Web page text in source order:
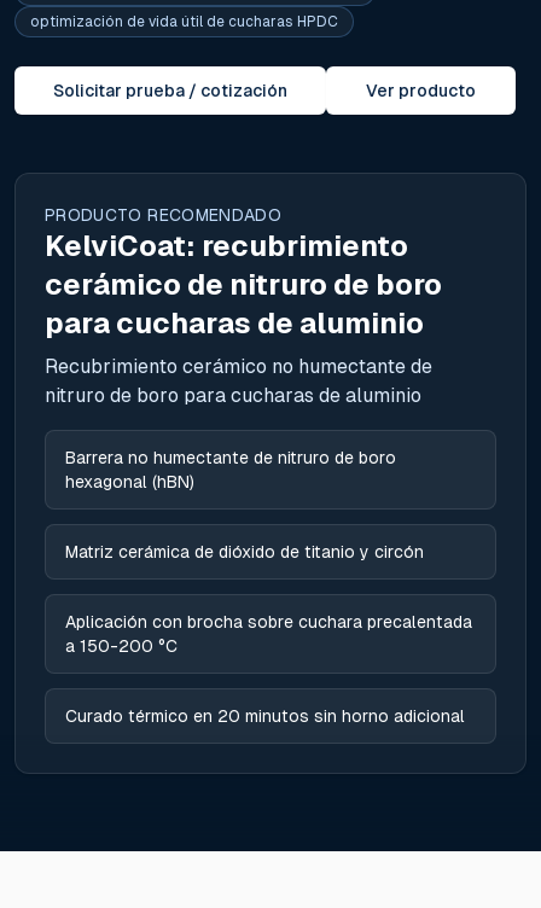
optimización de vida útil de cucharas HPDC
Solicitar prueba / cotización Ver producto
PRODUCTO RECOMENDADO
KelviCoat: recubrimiento
cerámico de nitruro de boro
para cucharas de aluminio
Recubrimiento cerámico no humectante de
nitruro de boro para cucharas de aluminio
Barrera no humectante de nitruro de boro
hexagonal (hBN)
Matriz cerámica de dióxido de titanio y circón
Aplicación con brocha sobre cuchara precalentada
a 150-200 °C
Curado térmico en 20 minutos sin horno adicional